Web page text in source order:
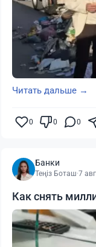
Читать дальше →
0 0 0
Банки
Теңіз Боташ·7
Как снять